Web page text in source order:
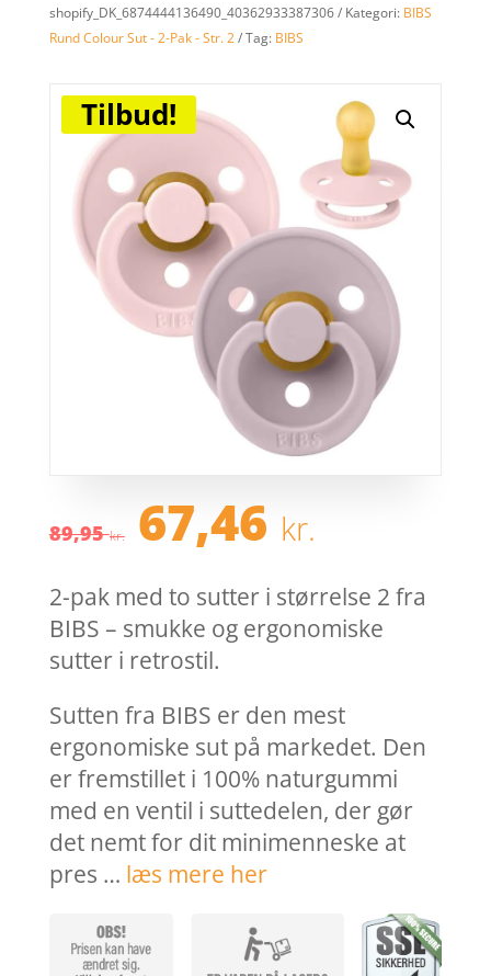
shopify_DK_6874444136490_40362933387306
Kategori: BIBS
Rund Colour Sut - 2-Pak - Str. 2
Tag: BIBS
Tilbud!
89,95kr. Den
oprindelige
pris
var:
89,95 kr..
67,46 kr.
pris
er:
67,46
2-pak med to sutter i størrelse 2 fra
BIBS – smukke og ergonomiske
sutter i retrostil.
Sutten fra BIBS er den mest
ergonomiske sut på markedet. Den
er fremstillet i 100% naturgummi
med en ventil i suttedelen, der gør
det nemt for dit minimenneske at
pres … læs mere her